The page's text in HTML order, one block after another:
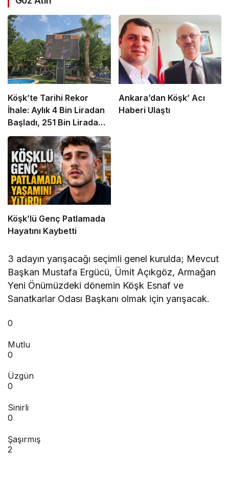
Köşk’te Tarihi Rekor
İhale: Aylık 4 Bin Liradan
Başladı, 251 Bin Lirada
Bitti
Ankara’dan Köşk’ Acı
Haberi Ulaştı
Köşk’lü Genç Patlamada
Hayatını Kaybetti
3 adayın yarışacağı seçimli genel kurulda; Mevcut
Başkan Mustafa Ergücü, Ümit Açıkgöz, Armağan
Yeni Önümüzdeki dönemin Köşk Esnaf ve
Sanatkarlar Odası Başkanı olmak için yarışacak.
0
Mutlu
0
Üzgün
0
Sinirli
0
Şaşırmış
2